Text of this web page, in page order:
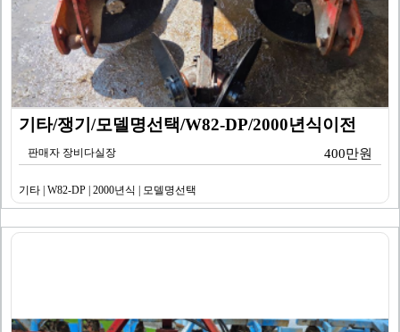
기타/쟁기/모델명선택/W82-DP/2000년식이전
판매자 장비다실장 400만원
기타 | W82-DP | 2000년식 | 모델명선택